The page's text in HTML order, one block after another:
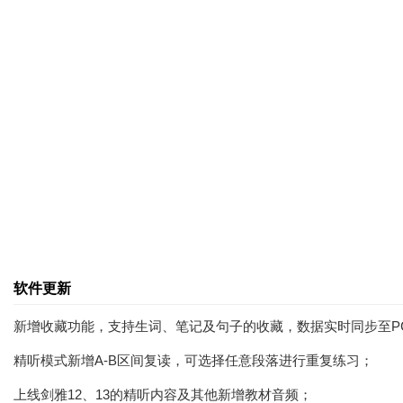
软件更新
新增收藏功能，支持生词、笔记及句子的收藏，数据实时同步至
精听模式新增A-B区间复读，可选择任意段落进行重复练习；
上线剑雅12、13的精听内容及其他新增教材音频；